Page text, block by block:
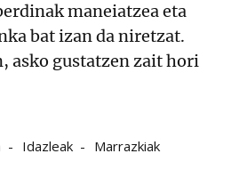
maneiatzea eta
bat izan da niretzat.
asko gustatzen zait hori
Idazleak Marrazkiak